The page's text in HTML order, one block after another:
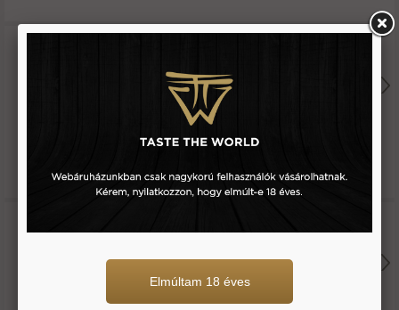
2.250 Ft
dilmah
30 g
Elmúltam 18 éves